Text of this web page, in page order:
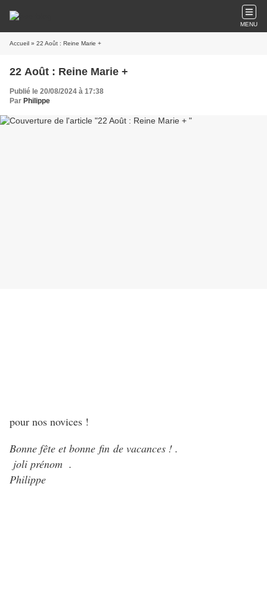
MENU
Accueil » 22 Août : Reine Marie +
22 Août : Reine Marie +
Publié le 20/08/2024 à 17:38
Par Philippe
pour nos novices !
Bonne fête et bonne fin de vacances ! .
joli prénom .
Philippe